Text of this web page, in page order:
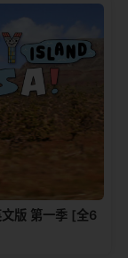
版 第一季 [全6